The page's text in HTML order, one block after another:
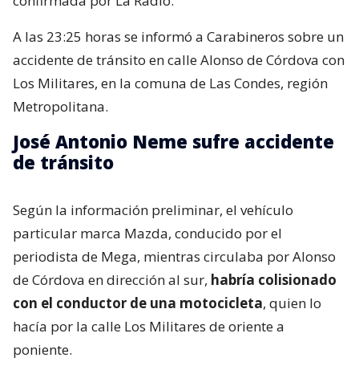
A las 23:25 horas se informó a Carabineros sobre un
accidente de tránsito en calle Alonso de Córdova con
Los Militares, en la comuna de Las Condes, región
Metropolitana.
José Antonio Neme sufre accidente
de tránsito
Según la información preliminar, el vehículo
particular marca Mazda, conducido por el
periodista de Mega, mientras circulaba por Alonso
de Córdova en dirección al sur, habría colisionado
con el conductor de una motocicleta, quien lo
hacía por la calle Los Militares de oriente a
poniente.